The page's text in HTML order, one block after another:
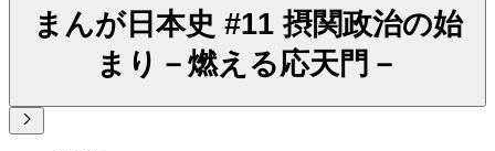
まんが日本史 #11 摂関政治の始
まり－燃える応天門－